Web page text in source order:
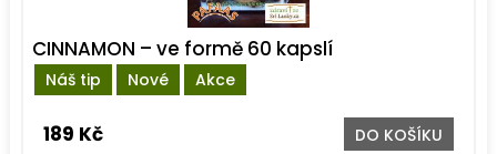
Náš tip Nové Akce
CINNAMON – ve formě 60 kapslí
189 Kč DO KOŠÍKU